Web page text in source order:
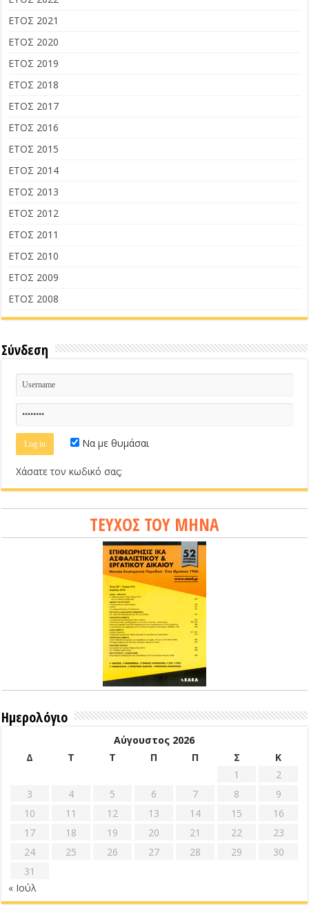
ΕΤΟΣ 2021
ΕΤΟΣ 2020
ΕΤΟΣ 2019
ΕΤΟΣ 2018
ΕΤΟΣ 2017
ΕΤΟΣ 2016
ΕΤΟΣ 2015
ΕΤΟΣ 2014
ΕΤΟΣ 2013
ΕΤΟΣ 2012
ΕΤΟΣ 2011
ΕΤΟΣ 2010
ΕΤΟΣ 2009
ΕΤΟΣ 2008
Σύνδεση
Να με θυμάσαι
Χάσατε τον κωδικό σας;
ΤΕΥΧΟΣ ΤΟΥ ΜΗΝΑ
Ημερολόγιο
Αύγουστος 2026
Δ
Τ Τ Π Π Σ
Κ
1
2
3
4 5 6 7 8
9
10
11 12 13 14 15
16
17
18 19 20 21 22
23
24
25 26 27 28 29
30
31
« Ιούλ